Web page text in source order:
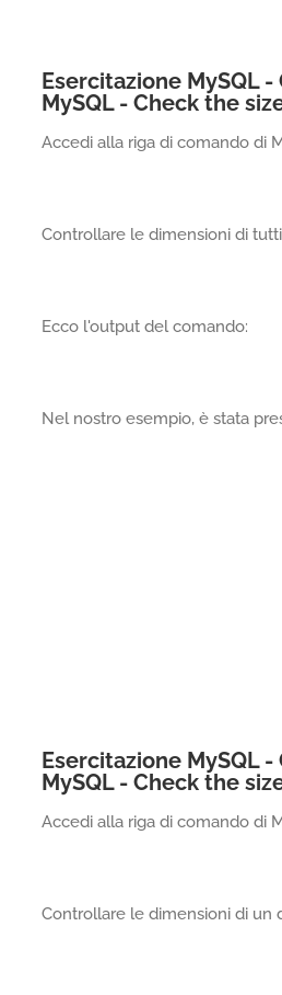
Esercitazione MySQL
MySQL - Check the
Accedi alla riga di comando di
Controllare le dimensioni di
Ecco l'output del comando:
Nel nostro esempio, è stata
Esercitazione MySQL
MySQL - Check the
Accedi alla riga di comando di
Controllare le dimensioni di un